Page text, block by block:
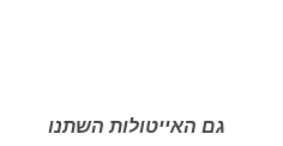
גם האייטולות השתנו